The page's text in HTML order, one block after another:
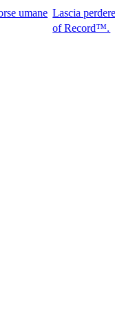
Lascia perdere il visto
of Record™.​​